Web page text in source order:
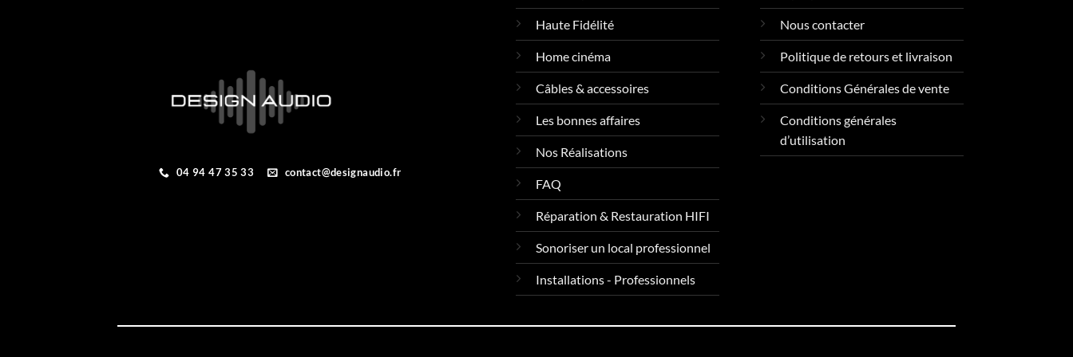
04 94 47 35 33 contact@designaudio.fr
Haute Fidélité
Home cinéma
Câbles & accessoires
Les bonnes affaires
Nos Réalisations
FAQ
Réparation & Restauration HIFI
Sonoriser un local professionnel
Installations - Professionnels
Nous contacter
Politique de retours et livraison
Conditions Générales de vente
Conditions générales
d’utilisation